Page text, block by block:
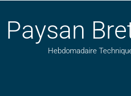
Paysan
Hebdomadaire